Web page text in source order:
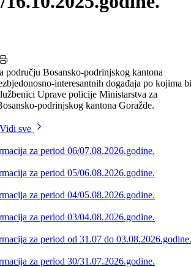
informacija za
području Bosansko-podrinjskog kantona
Uprave policije Ministarstva za
podrinjskog kantona Goražde.
za period 06/07.08.2026.godine.
za period 05/06.08.2026.godine.
za period 04/05.08.2026.godine.
za period 03/04.08.2026.godine.